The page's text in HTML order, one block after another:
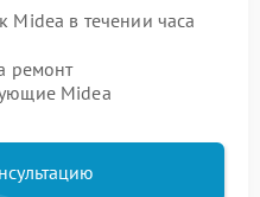
в течении часа
ремонт
Midea